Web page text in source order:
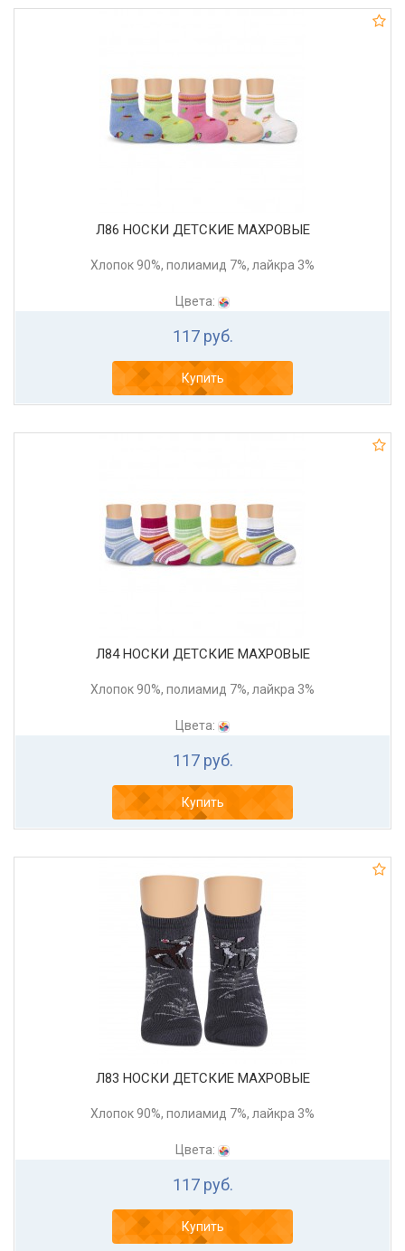
Л86 НОСКИ ДЕТСКИЕ МАХРОВЫЕ
Хлопок 90%, полиамид 7%, лайкра 3%
Цвета:
117 руб.
Купить
Л84 НОСКИ ДЕТСКИЕ МАХРОВЫЕ
Хлопок 90%, полиамид 7%, лайкра 3%
Цвета:
117 руб.
Купить
Л83 НОСКИ ДЕТСКИЕ МАХРОВЫЕ
Хлопок 90%, полиамид 7%, лайкра 3%
Цвета:
117 руб.
Купить